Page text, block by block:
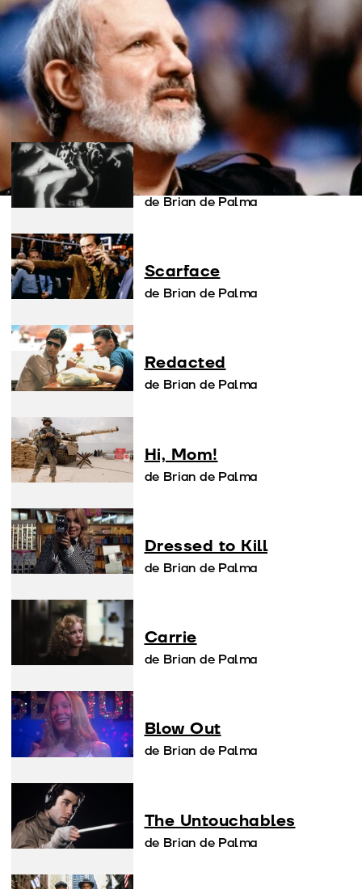
Filmes nesta secção
The Woton's Wake
de Brian de Palma
Snake Eyes
de Brian de Palma
Scarface
de Brian de Palma
Redacted
de Brian de Palma
Hi, Mom!
de Brian de Palma
Dressed to Kill
de Brian de Palma
Carrie
de Brian de Palma
Blow Out
de Brian de Palma
The Untouchables
de Brian de Palma